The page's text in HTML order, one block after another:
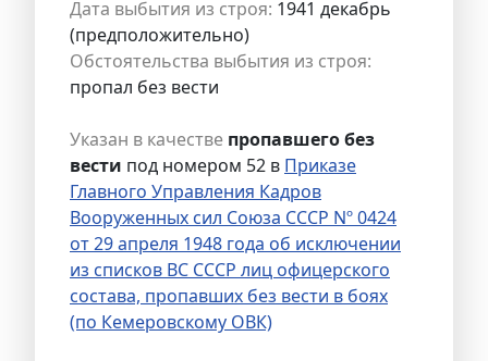
Дата выбытия из строя: 1941 декабрь
(предположительно)
Обстоятельства выбытия из строя:
пропал без вести
Указан в качестве пропавшего без
вести под номером 52 в Приказе
Главного Управления Кадров
Вооруженных сил Союза СССР Nº 0424
от 29 апреля 1948 года об исключении
из списков ВС СССР лиц офицерского
состава, пропавших без вести в боях
(по Кемеровскому ОВК)